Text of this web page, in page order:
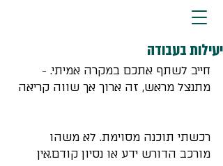
יעילות בעבודה
חייב לשתף אתכם במקרה אמיתי. -
מתנצל מראש, זה ארוך אך שווה קריאה
רכשתי תוכנה מסוימת. לא משהו
מורכב הדורש ידע או נסיון קודם.אין